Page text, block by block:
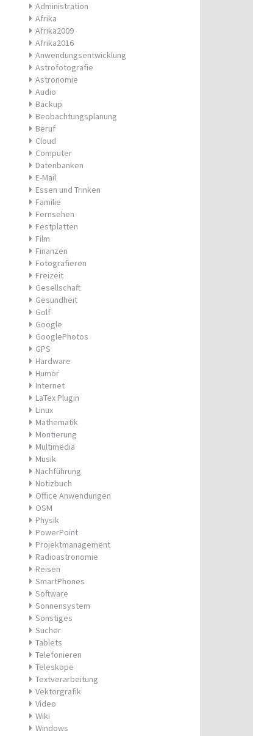
Administration
Afrika
Afrika2009
Afrika2016
Anwendungsentwicklung
Astrofotografie
Astronomie
Audio
Backup
Beobachtungsplanung
Beruf
Cloud
Computer
Datenbanken
E-Mail
Essen und Trinken
Familie
Fernsehen
Festplatten
Film
Finanzen
Fotografieren
Freizeit
Gesellschaft
Gesundheit
Golf
Google
GooglePhotos
GPS
Hardware
Humor
Internet
LaTex Plugin
Linux
Mathematik
Montierung
Multimedia
Musik
Nachführung
Notizbuch
Office Anwendungen
OSM
Physik
PowerPoint
Projektmanagement
Radioastronomie
Reisen
SmartPhones
Software
Sonnensystem
Sonstiges
Sucher
Tablets
Telefonieren
Teleskope
Textverarbeitung
Vektorgrafik
Video
Wiki
Windows